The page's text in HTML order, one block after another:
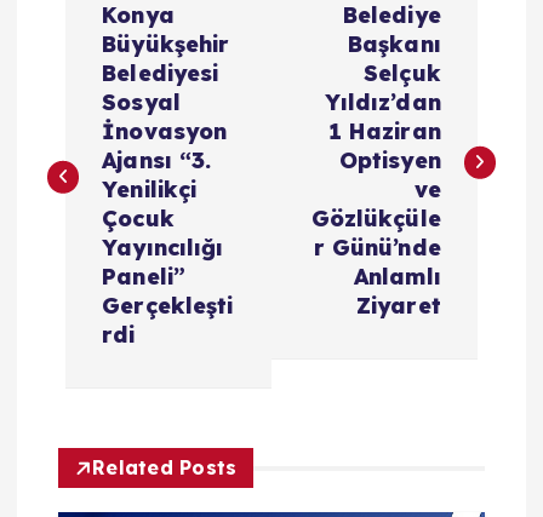
ı
n
Konya
Büyükşehir
Belediyesi
Sosyal
İnovasyon
Ajansı “3.
Yenilikçi
Çocuk
Yayıncılığı
Paneli”
Gerçekleşti
rdi
Belediye
Başkanı
Selçuk
Yıldız’dan
1 Haziran
Optisyen
ve
Gözlükçüle
r Günü’nde
Anlamlı
Ziyaret
Related Posts